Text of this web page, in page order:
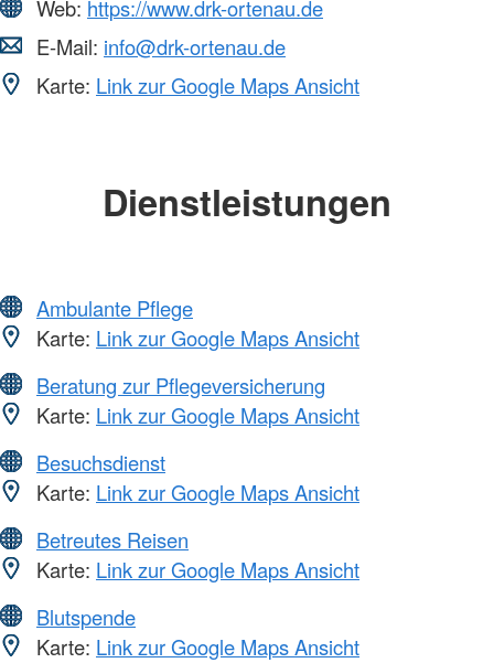
Web: https://www.drk-ortenau.de
E-Mail: info@drk-ortenau.de
Karte: Link zur Google Maps Ansicht
Dienstleistungen
Ambulante Pflege
Karte: Link zur Google Maps Ansicht
Beratung zur Pflegeversicherung
Karte: Link zur Google Maps Ansicht
Besuchsdienst
Karte: Link zur Google Maps Ansicht
Betreutes Reisen
Karte: Link zur Google Maps Ansicht
Blutspende
Karte: Link zur Google Maps Ansicht